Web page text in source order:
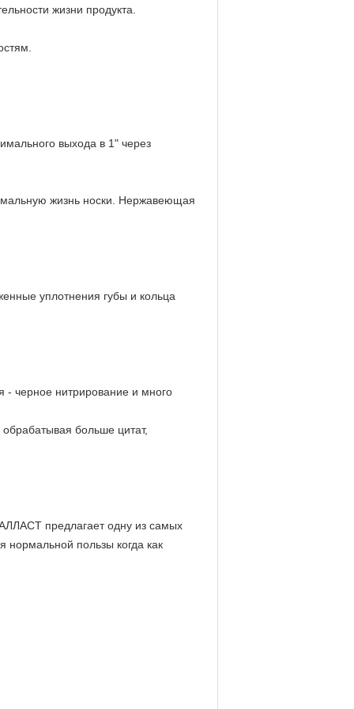
жизни продукта.
выхода в 1" через
жизнь носки. Нержавеющая
уплотнения губы и кольца
- черное нитрирование и много
больше цитат,
предлагает одну из самых
нормальной пользы когда как